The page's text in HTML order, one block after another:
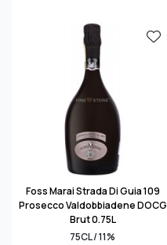
Foss Marai Strada Di Guia 109
Prosecco Valdobbiadene DOCG
Brut 0.75L
75CL / 11%